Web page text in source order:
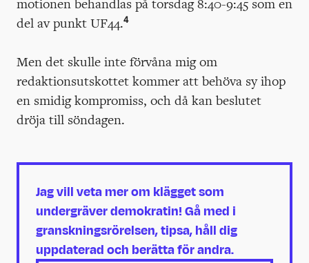
del av punkt UF44.4
Men det skulle inte förvåna mig om
redaktionsutskottet kommer att behöva sy ihop
en smidig kompromiss, och då kan beslutet
dröja till söndagen.
Jag vill veta mer om klägget som
undergräver demokratin! Gå med i
granskningsrörelsen, tipsa, håll dig
uppdaterad och berätta för andra.